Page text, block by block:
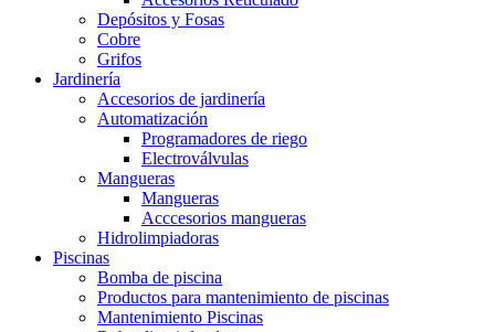
Depósitos y Fosas
Cobre
Grifos
Jardinería
Accesorios de jardinería
Automatización
Programadores de riego
Electroválvulas
Mangueras
Mangueras
Acccesorios mangueras
Hidrolimpiadoras
Piscinas
Bomba de piscina
Productos para mantenimiento de piscinas
Mantenimiento Piscinas